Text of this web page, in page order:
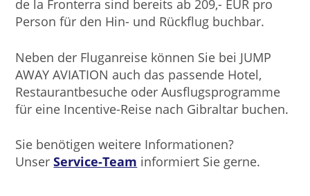
de la Fronterra sind bereits ab 209,- EUR pro
Person für den Hin- und Rückflug buchbar.
Neben der Fluganreise können Sie bei JUMP
AWAY AVIATION auch das passende Hotel,
Restaurantbesuche oder Ausflugsprogramme
für eine Incentive-Reise nach Gibraltar buchen.
Sie benötigen weitere Informationen?
UnserService-Team informiert Sie gerne.